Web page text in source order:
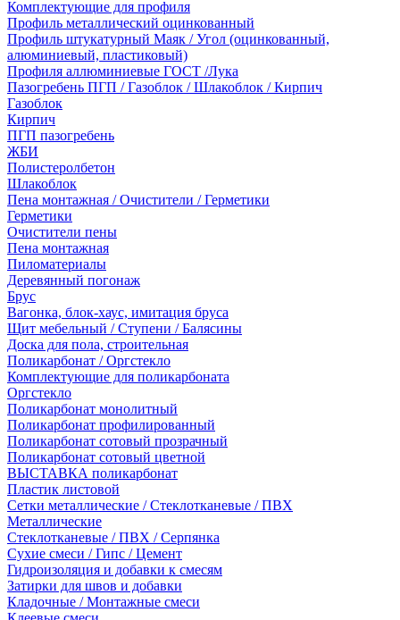
Комплектующие для профиля
Профиль металлический оцинкованный
Профиль штукатурный Маяк / Угол (оцинкованный,
алюминиевый, пластиковый)
Профиля аллюминиевые ГОСТ /Лука
Пазогребень ПГП / Газоблок / Шлакоблок / Кирпич
Газоблок
Кирпич
ПГП пазогребень
ЖБИ
Полистеролбетон
Шлакоблок
Пена монтажная / Очистители / Герметики
Герметики
Очистители пены
Пена монтажная
Пиломатериалы
Деревянный погонаж
Брус
Вагонка, блок-хаус, имитация бруса
Щит мебельный / Ступени / Балясины
Доска для пола, строительная
Поликарбонат / Оргстекло
Комплектующие для поликарбоната
Оргстекло
Поликарбонат монолитный
Поликарбонат профилированный
Поликарбонат сотовый прозрачный
Поликарбонат сотовый цветной
ВЫСТАВКА поликарбонат
Пластик листовой
Сетки металлические / Стеклотканевые / ПВХ
Металлические
Стеклотканевые / ПВХ / Серпянка
Сухие смеси / Гипс / Цемент
Гидроизоляция и добавки к смесям
Затирки для швов и добавки
Кладочные / Монтажные смеси